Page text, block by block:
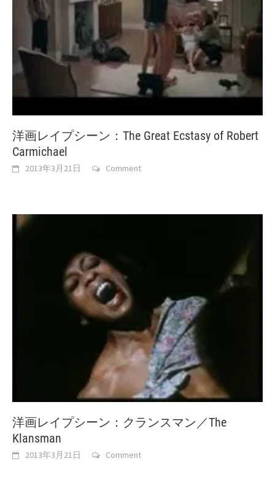
洋画レイプシーン：The Great Ecstasy of Robert
Carmichael
2013年3月21日 Comment
洋画レイプシーン：クランスマン／The
Klansman
2013年3月21日 Comment